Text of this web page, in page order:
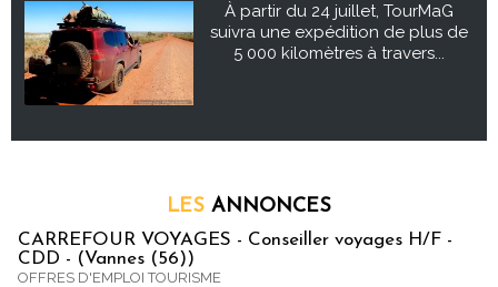
À partir du 24 juillet, TourMaG
suivra une expédition de plus de
5 000 kilomètres à travers...
LES ANNONCES
CARREFOUR VOYAGES - Conseiller voyages H/F -
CDD - (Vannes (56))
OFFRES D'EMPLOI TOURISME